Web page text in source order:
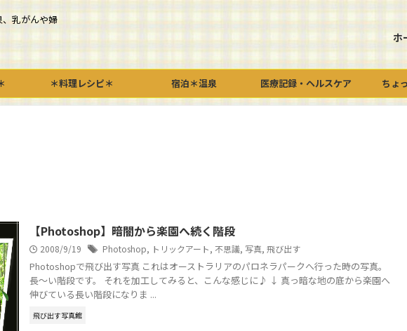
乳がんや婦
ホ
＊料理レシピ＊ 宿泊＊温泉 医療記録・ヘルスケア ちょ
【Photoshop】暗闇から楽園へ続く階段
2008/9/19 Photoshop, トリックアート, 不思議, 写真, 飛び出す
Photoshopで飛び出す写真 これはオーストラリアのパロネラパークへ行った時の写真。
長～い階段です。 それを加工してみると、こんな感じに♪ ↓ 真っ暗な地の底から楽園へ
伸びている長い階段になりま ...
飛び出す写真館